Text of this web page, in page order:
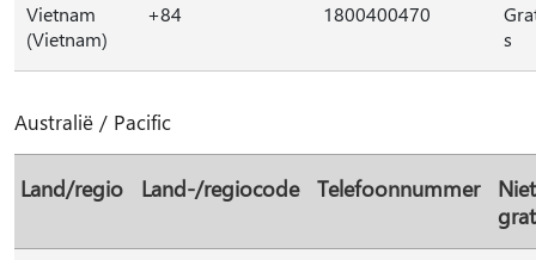
Vietnam
(Vietnam)
+84 1800400470
s
Australië / Pacific
Land/regio Land-/regiocode Telefoonnummer